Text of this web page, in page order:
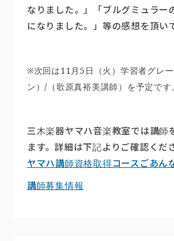
なりました。」「ブルグミュラー
になりました。」等の感想を頂い
※次回は11月5日（火）学習者グレ
ン）/（歌原真裕美講師）を予定です。
三木楽器ヤマハ音楽教室では講師
ます。詳細は下記よりご確認くだ
ヤマハ講師資格取得コースごあん
講師募集情報